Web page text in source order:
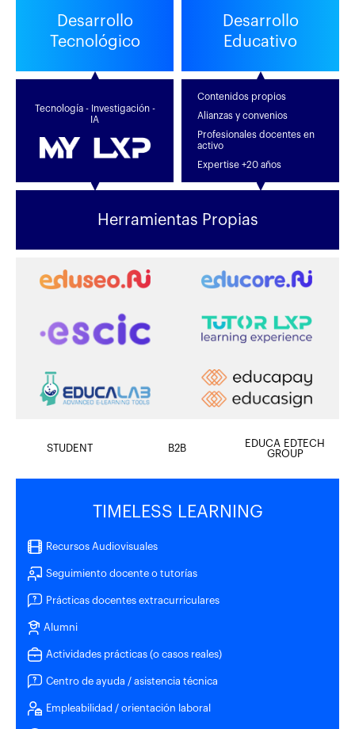
Desarrollo
Tecnológico
Tecnología - Investigación -
IA
Desarrollo
Educativo
Contenidos propios
Alianzas y convenios
Profesionales docentes en
activo
Expertise +20 años
Herramientas Propias
STUDENT B2B
EDUCA EDTECH
GROUP
TIMELESS LEARNING
Recursos Audiovisuales
Seguimiento docente o tutorías
Prácticas docentes extracurriculares
Alumni
Actividades prácticas (o casos reales)
Centro de ayuda / asistencia técnica
Empleabilidad / orientación laboral